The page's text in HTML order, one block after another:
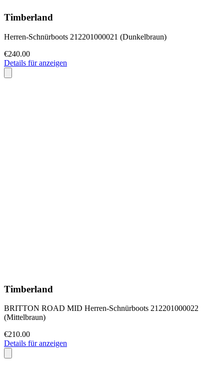
Timberland
Herren-Schnürboots 212201000021 (Dunkelbraun)
€240.00
Details für anzeigen
Timberland
BRITTON ROAD MID Herren-Schnürboots 212201000022
(Mittelbraun)
€210.00
Details für anzeigen